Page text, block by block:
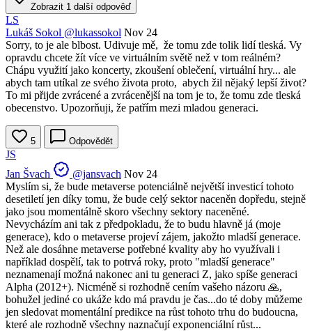
Zobrazit 1 další odpověď
LS
Lukáš Sokol @lukassokol Nov 24
Sorry, to je ale blbost. Udivuje mě, že tomu zde tolik lidí tleská. Vy
opravdu chcete žít více ve virtuálním světě než v tom reálném?
Chápu využití jako koncerty, zkoušení oblečení, virtuální hry... ale
abych tam utíkal ze svého života proto, abych žil nějaký lepší život?
To mi přijde zvrácené a zvrácenější na tom je to, že tomu zde tleská
obecenstvo. Upozorňuji, že patřím mezi mladou generaci.
5 Odpovědět
JS
Jan Švach
@jansvach Nov 24
Myslím si, že bude metaverse potenciálně největší investicí tohoto
desetiletí jen díky tomu, že bude celý sektor naceněn dopředu, stejně
jako jsou momentálně skoro všechny sektory naceněné.
Nevycházím ani tak z předpokladu, že to budu hlavně já (moje
generace), kdo o metaverse projeví zájem, jakožto mladší generace.
Než ale dosáhne metaverse potřebné kvality aby ho využívali i
například dospělí, tak to potrvá roky, proto "mladší generace"
neznamenají možná nakonec ani tu generaci Z, jako spíše generaci
Alpha (2012+). Nicméně si rozhodně cením vašeho názoru 🙏,
bohužel jediné co ukáže kdo má pravdu je čas...do té doby můžeme
jen sledovat momentální predikce na růst tohoto trhu do budoucna,
které ale rozhodně všechny naznačují exponenciální růst...